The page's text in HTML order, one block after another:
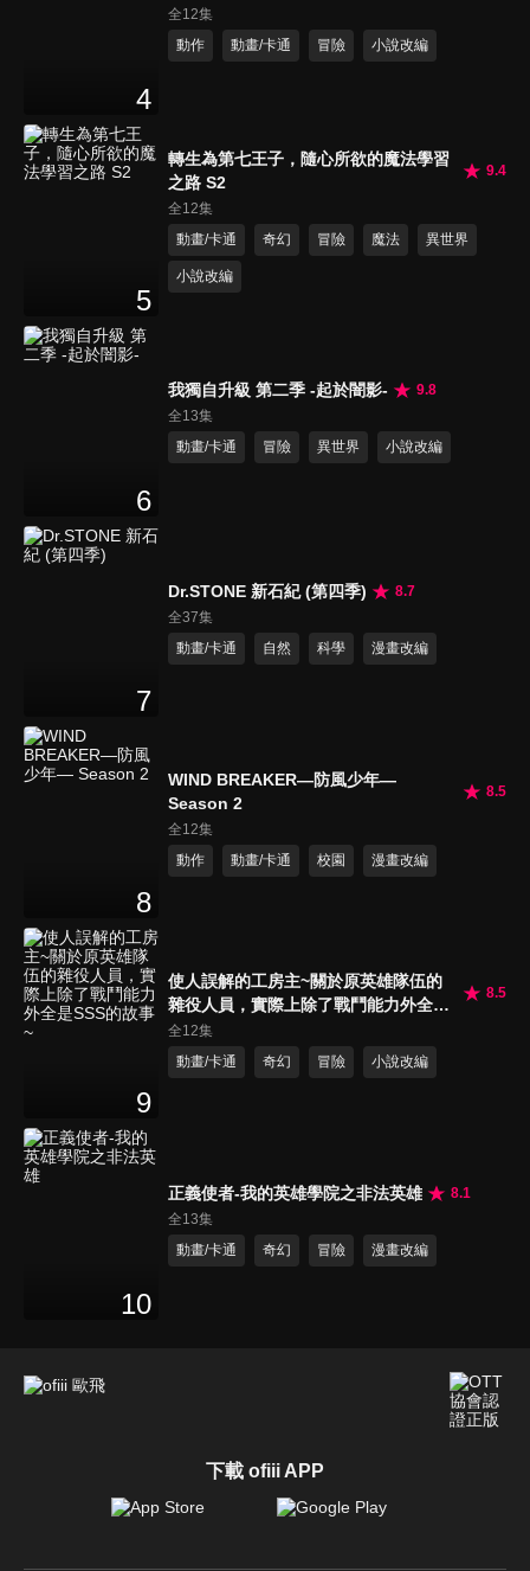
4
全12集
動作
動畫/卡通 冒險 小說改編
5
轉生為第七王子，隨心所欲的魔法學習
之路 S2
9.4
全12集
動畫/卡通
奇幻 冒險 魔法 異世界
小說改編
6
我獨自升級 第二季 -起於闇影-
9.8
全13集
動畫/卡通
冒險 異世界 小說改編
7
Dr.STONE 新石紀 (第四季)
8.7
全37集
動畫/卡通
自然 科學 漫畫改編
8
WIND BREAKER—防風少年—
Season 2
8.5
全12集
動作
動畫/卡通 校園 漫畫改編
9
使人誤解的工房主~關於原英雄隊伍的
雜役人員，實際上除了戰鬥能力外全是
SSS的故事~
8.5
全12集
動畫/卡通
奇幻 冒險 小說改編
10
正義使者-我的英雄學院之非法英雄
8.1
全13集
動畫/卡通
奇幻 冒險 漫畫改編
下載 ofiii APP